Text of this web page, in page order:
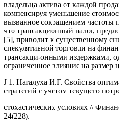
владельца актива от каждой
компенсируя уменьшение
вызванное сокращением частоты
что трансакционный налог,
[5], приводит к существенному
спекулятивной торговли на
трансакци-онными издержками,
ограниченное влияние на размер
J 1. Наталуха И.Г. Свойства
стратегий с учетом текущего
стохастических условиях //
24(228).